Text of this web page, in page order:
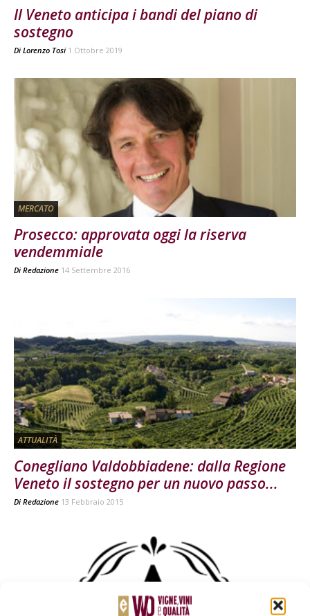
Il Veneto anticipa i bandi del piano di
sostegno
Di Lorenzo Tosi 1 Ottobre 2019
MERCATO
Prosecco: approvata oggi la riserva
vendemmiale
Di Redazione 14 Settembre 2016
ATTUALITÀ
Conegliano Valdobbiadene: dalla Regione
Veneto il sostegno per un nuovo passo...
Di Redazione 13 Febbraio 2015